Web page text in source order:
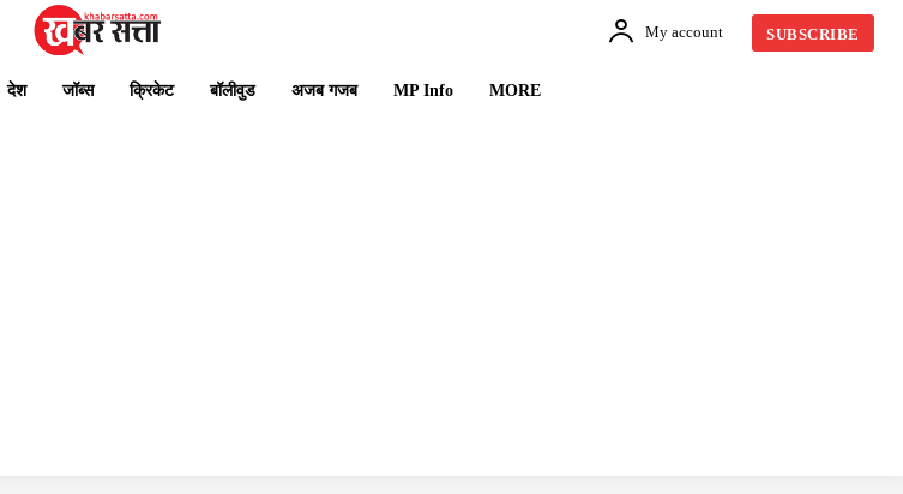
My account SUBSCRIBE
देश जॉब्स क्रिकेट बॉलीवुड अजब गजब MP Info MORE